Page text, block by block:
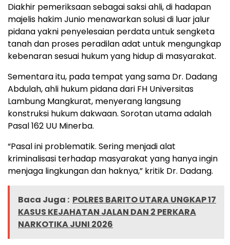
Diakhir pemeriksaan sebagai saksi ahli, di hadapan
majelis hakim Junio menawarkan solusi di luar jalur
pidana yakni penyelesaian perdata untuk sengketa
tanah dan proses peradilan adat untuk mengungkap
kebenaran sesuai hukum yang hidup di masyarakat.
Sementara itu, pada tempat yang sama Dr. Dadang
Abdulah, ahli hukum pidana dari FH Universitas
Lambung Mangkurat, menyerang langsung
konstruksi hukum dakwaan. Sorotan utama adalah
Pasal 162 UU Minerba.
“Pasal ini problematik. Sering menjadi alat
kriminalisasi terhadap masyarakat yang hanya ingin
menjaga lingkungan dan haknya,” kritik Dr. Dadang.
Baca Juga : POLRES BARITO UTARA UNGKAP 17
KASUS KEJAHATAN JALAN DAN 2 PERKARA
NARKOTIKA JUNI 2026